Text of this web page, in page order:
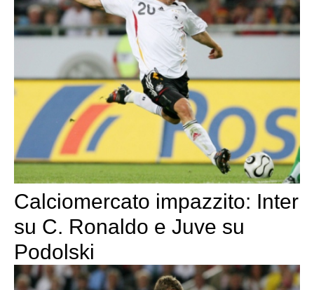
Calciomercato impazzito: Inter
su C. Ronaldo e Juve su
Podolski